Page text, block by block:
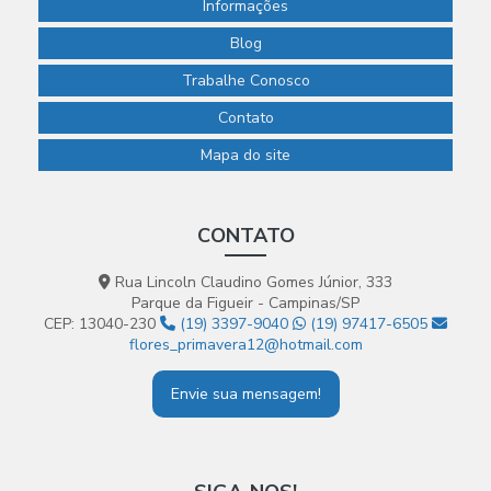
Informações
Blog
Trabalhe Conosco
Contato
Mapa do site
CONTATO
Rua Lincoln Claudino Gomes Júnior, 333
Parque da Figueir - Campinas/SP
CEP: 13040-230
(19) 3397-9040
(19) 97417-6505
flores_primavera12@hotmail.com
Envie sua mensagem!